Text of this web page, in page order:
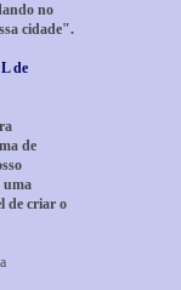
no
cidade".
de
de
uma
de criar o